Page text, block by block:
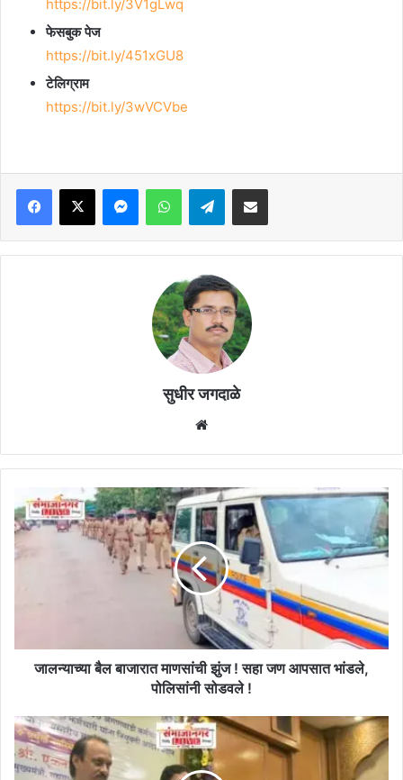
https://bit.ly/3V1gLwq
फेसबुक पेज
https://bit.ly/451xGU8
टेलिग्राम
https://bit.ly/3wVCVbe
Facebook
X MessengerWhatsAppTelegramShare via Email
सुधीर जगदाळे
जालन्याच्या
बैल
बाजारात
माणसांची
आपसात
भांडले,
!
जालन्याच्या बैल बाजारात माणसांची झुंज ! सहा जण आपसात भांडले,
पोलिसांनी सोडवले !
अंगणवाडी
सेविकांबरोबरच
आता